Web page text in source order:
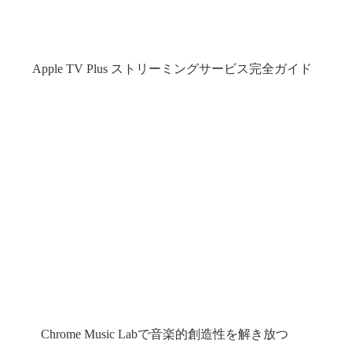
Apple TV Plus ストリーミングサービス完全ガイド
Chrome Music Labで音楽的創造性を解き放つ